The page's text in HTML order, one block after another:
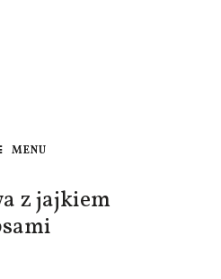
MENU
z jajkiem